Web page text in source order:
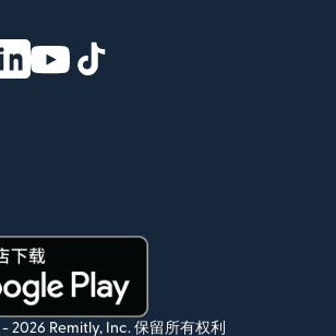
打开）
口中打开）
在新窗口中打开）
（在新窗口中打开）
（在新窗口中打开）
）
- 2026 Remitly, Inc. 保留所有权利